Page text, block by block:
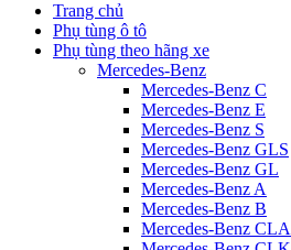
Trang chủ
Phụ tùng ô tô
Phụ tùng theo hãng xe
Mercedes-Benz
Mercedes-Benz C
Mercedes-Benz E
Mercedes-Benz S
Mercedes-Benz GLS
Mercedes-Benz GL
Mercedes-Benz A
Mercedes-Benz B
Mercedes-Benz CLA